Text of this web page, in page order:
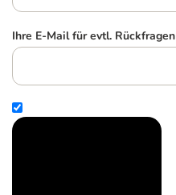
Ihre E-Mail für evtl. Rückfragen